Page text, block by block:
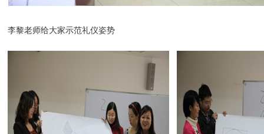
李黎老师给大家示范礼仪姿势